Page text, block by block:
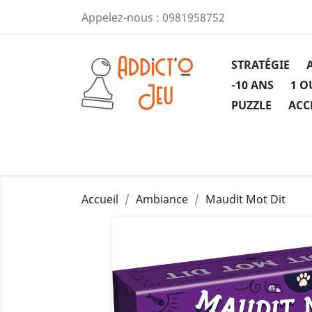
Appelez-nous : 0981958752
STRATÉGIE
-10 ANS
1
PUZZLE
Accueil Ambiance Maudit Mot Dit